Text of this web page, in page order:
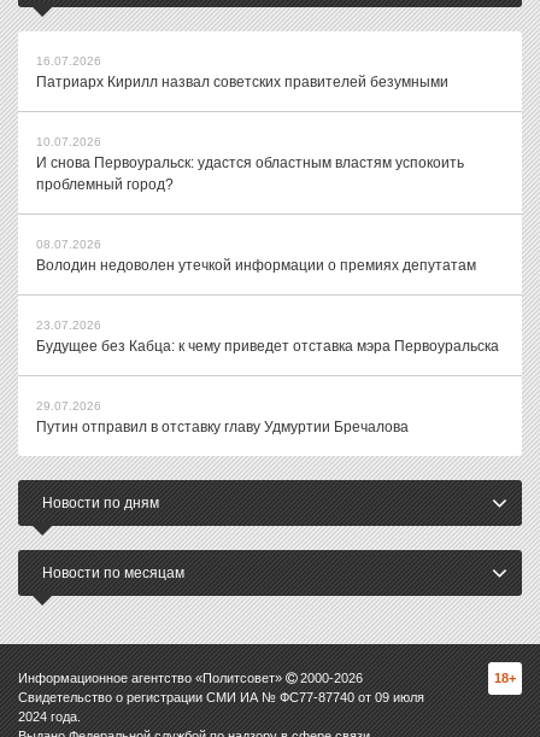
16.07.2026
Патриарх Кирилл назвал советских правителей безумными
10.07.2026
И снова Первоуральск: удастся областным властям успокоить
проблемный город?
08.07.2026
Володин недоволен утечкой информации о премиях депутатам
23.07.2026
Будущее без Кабца: к чему приведет отставка мэра Первоуральска
29.07.2026
Путин отправил в отставку главу Удмуртии Бречалова
Новости по дням
Новости по месяцам
Информационное агентство «Политсовет» 2000-2026
Свидетельство о регистрации СМИ ИА № ФС77-87740 от 09 июля
2024 года.
18+